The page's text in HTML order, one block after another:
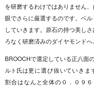
を研磨するわけではありません
眼でさらに厳選するのです。ベ
していきます。原石の持つ美し
ろなく研磨済みのダイヤモンドへ
BROOCHで選定している正八面
ルト氏は更に選び抜いていきま
割合はなんと全体の０．０９